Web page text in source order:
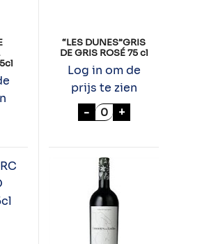
75cl aantal
GRAND SEL CARMENERE
“LES DUNES”GRIS
DE GRIS ROSÉ 75 cl
Log in om de
prijs te zien
- "LES+